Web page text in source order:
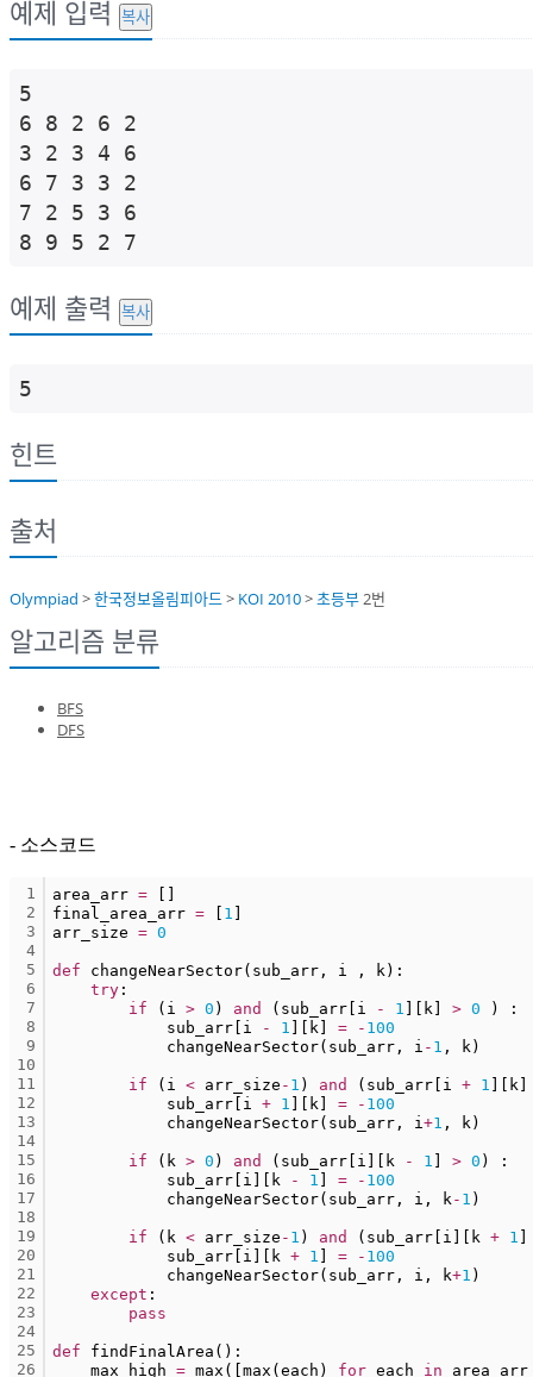
예제 입력 복사
5
6 8 2 6 2
3 2 3 4 6
6 7 3 3 2
7 2 5 3 6
8 9 5 2 7
예제 출력 복사
5
힌트
출처
Olympiad >한국정보올림피아드> KOI 2010>초등부2번
알고리즘 분류
BFS
DFS
- 소스코드
1
2
3
4
5
6
7
8
9
10
11
12
13
14
15
16
17
18
19
20
21
22
23
24
25
26
area_arr =
final_area_arr = 1
arr_size = 0
def changeNearSector(sub_arr, i , k):
try :
if (i > 0 ) and (sub_arr[i - 1 ][k] > 0 ) :
sub_arr[i
- 1 ][k] = - 100
changeNearSector(sub_arr, i - 1 , k)
if (i < arr_size - 1 ) and (sub_arr[i + 1
sub_arr[i + 1 ][k] = - 100
changeNearSector(sub_arr, i +1 , k)
if (k > 0 ) and (sub_arr[i][k - 1 > 0 ) :
sub_arr[i][k
- 1 = - 100
changeNearSector(sub_arr, i, k - 1 )
if (k < arr_size - 1 ) and (sub_arr[i][k + 1
sub_arr[i][k + 1 = - 100
changeNearSector(sub_arr, i, k+1 )
except :
pass
def findFinalArea():
max_high = max([max(each) for each in